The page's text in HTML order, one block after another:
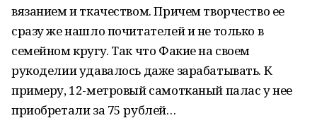
вязанием и ткачеством. Причем творчество ее
сразу же нашло почитателей и не только в
семейном кругу. Так что Факие на своем
рукоделии удавалось даже зарабатывать. К
примеру, 12-метровый самотканый палас у нее
приобретали за 75 рублей…